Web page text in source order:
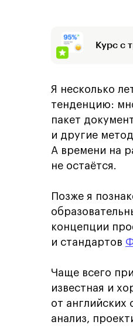
Курс с
Я несколько
тенденцию:
пакет
и другие
А времени на
не остаётся.
Позже я
концепции
и стандартов
Чаще всего
известная и
от английских
анализ,